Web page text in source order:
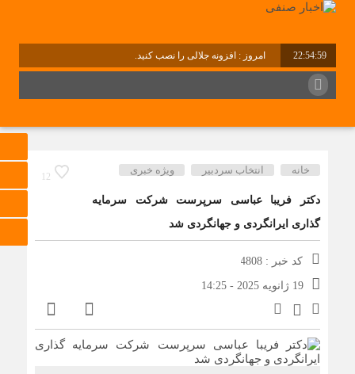
22:54:59 امروز : افزونه جلالی را نصب کنید.
12
خانه انتخاب سردبیر ویژه خبری
دکتر فریبا عباسی سرپرست شرکت سرمایه
گذاری ایرانگردی و جهانگردی شد
کد خبر : 4808
19 ژانویه 2025 - 14:25